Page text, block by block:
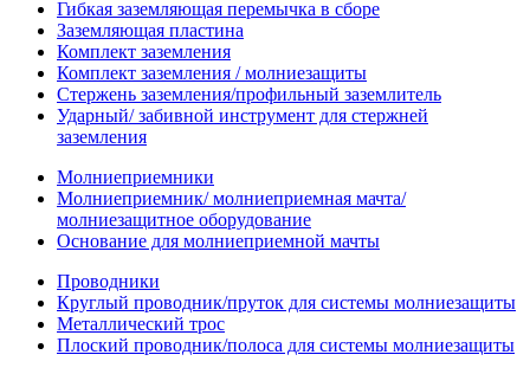
Гибкая заземляющая перемычка в сборе
Заземляющая пластина
Комплект заземления
Комплект заземления / молниезащиты
Стержень заземления/профильный заземлитель
Ударный/ забивной инструмент для стержней
заземления
Молниеприемники
Молниеприемник/ молниеприемная мачта/
молниезащитное оборудование
Основание для молниеприемной мачты
Проводники
Круглый проводник/пруток для системы молниезащиты
Металлический трос
Плоский проводник/полоса для системы молниезащиты